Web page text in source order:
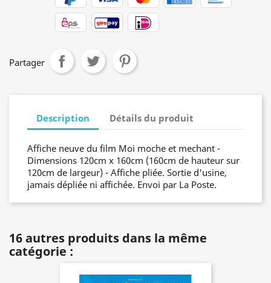
Partager
Description Détails du produit
Affiche neuve du film Moi moche et mechant -
Dimensions 120cm x 160cm (160cm de hauteur sur
120cm de largeur) - Affiche pliée. Sortie d'usine,
jamais dépliée ni affichée. Envoi par La Poste.
16 autres produits dans la même
catégorie :